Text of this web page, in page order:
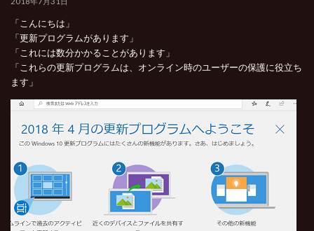
「こんにちは」
「更新プログラムがあります」
「これには数分かかることがあります」
「これらの更新プログラムは、オンライン時のユーザーの保護に役立ち
ます」